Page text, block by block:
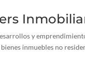
y
inmuebles no